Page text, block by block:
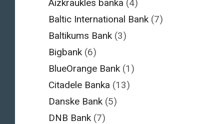
Aizkraukles banka (4)
Baltic International Bank (7)
Baltikums Bank (3)
Bigbank (6)
BlueOrange Bank (1)
Citadele Banka (13)
Danske Bank (5)
DNB Bank (7)